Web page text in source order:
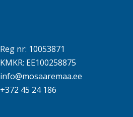
Reg nr: 10053871
KMKR: EE100258875
info@mosaaremaa.ee
+372 45 24 186